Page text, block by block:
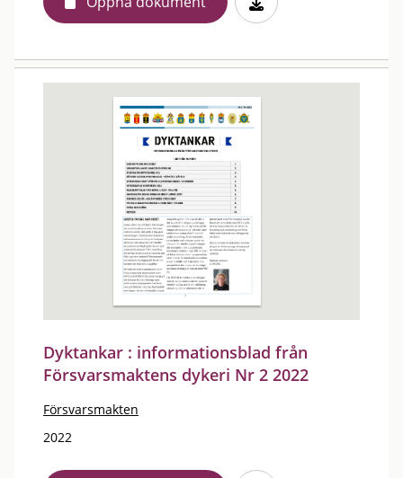
Dyktankar : informationsblad från
Försvarsmaktens dykeri Nr 2 2022
Försvarsmakten
2022